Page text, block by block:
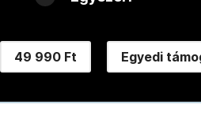
49 990 Ft Egyedi